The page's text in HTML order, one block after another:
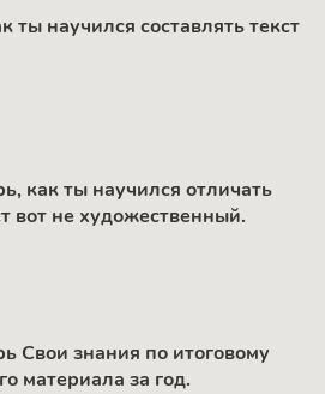
ты научился составлять текст
как ты научился отличать
вот не художественный.
Свои знания по итоговому
материала за год.